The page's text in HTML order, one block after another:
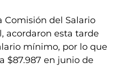
Comisión del Salario
acordaron esta tarde
mínimo, por lo que
$87.987 en junio de